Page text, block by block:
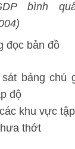
bình
đọc bản đồ
bảng chú
độ
khu vực
thớt